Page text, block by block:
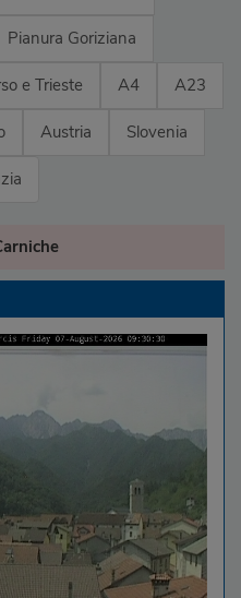
Pianura Goriziana
e Trieste A4 A23
Austria Slovenia